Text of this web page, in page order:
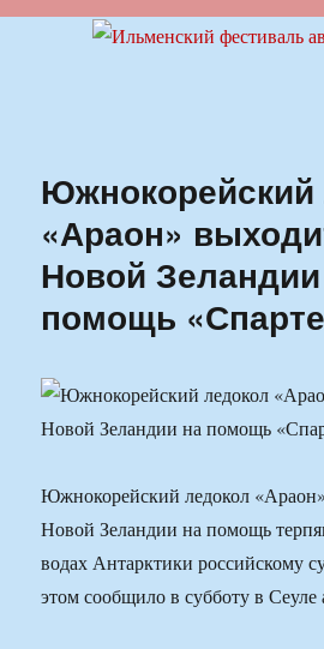
Ильменский
Южнокорейский
«Араон»
Новой
помощь
Южнокорейский ледокол
Новой Зеландии на помощь
водах Антарктики российскому
этом сообщило в субботу в Сеуле